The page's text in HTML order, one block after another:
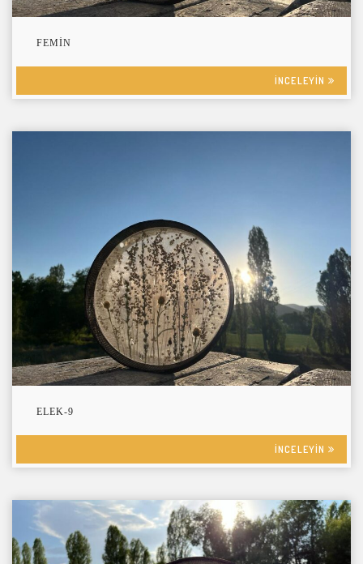
FEMIN
INCELEYIN
ELEK-9
INCELEYIN